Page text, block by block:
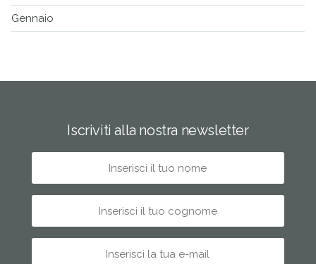
Gennaio
Iscriviti alla nostra newsletter